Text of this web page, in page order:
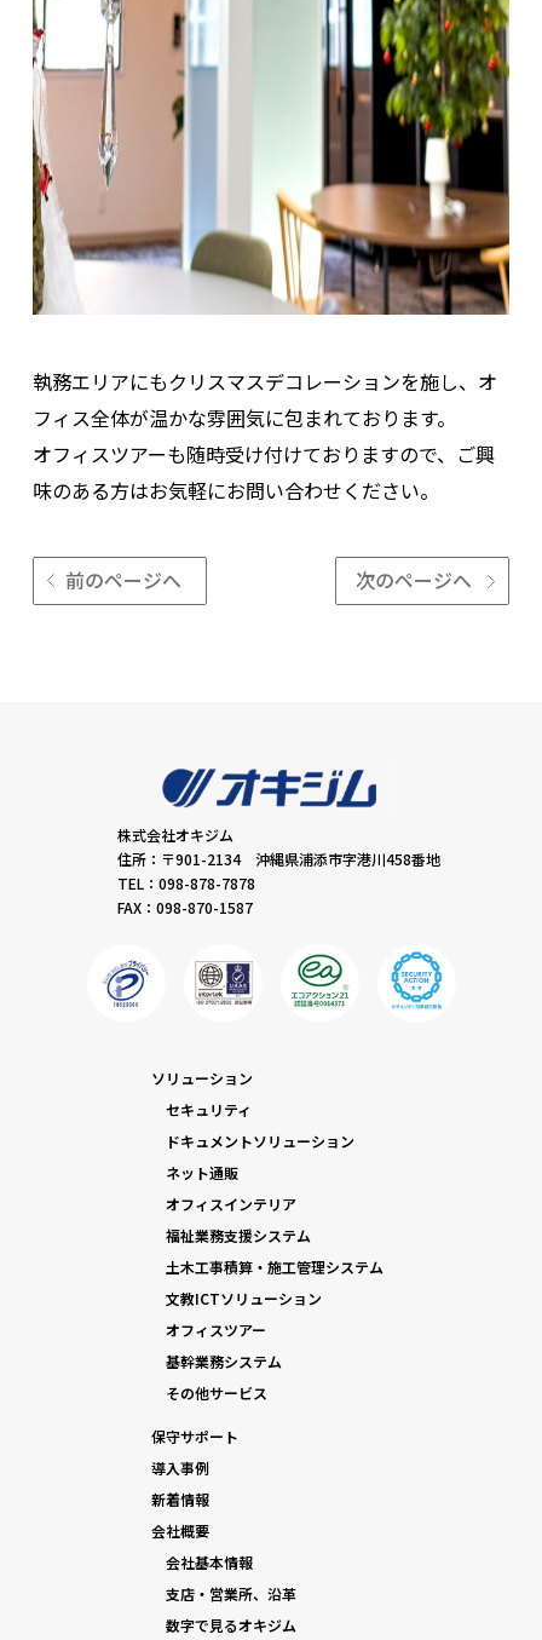
執務エリアにもクリスマスデコレーションを施し、オ
フィス全体が温かな雰囲気に包まれております。
オフィスツアーも随時受け付けておりますので、ご興
味のある方はお気軽にお問い合わせください。
前のページへ 次のページへ
株式会社オキジム
住所：〒901-2134 沖縄県浦添市字港川458番地
TEL：098-878-7878
FAX：098-870-1587
ソリューション
セキュリティ
ドキュメントソリューション
ネット通販
オフィスインテリア
福祉業務支援システム
土木工事積算・施工管理システム
文教ICTソリューション
オフィスツアー
基幹業務システム
その他サービス
保守サポート
導入事例
新着情報
会社概要
会社基本情報
支店・営業所、沿革
数字で見るオキジム